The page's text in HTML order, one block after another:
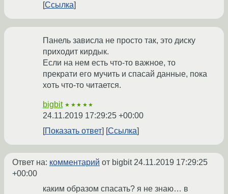
Ссылка
Панель зависла не просто так, это диску
приходит кирдык.
Если на нем есть что-то важное, то
прекрати его мучить и спасай данные, пока
хоть что-то читается.
bigbit ★★★★★
24.11.2019 17:29:25 +00:00
Показать ответ
Ссылка
Ответ на: комментарий от bigbit24.11.2019 17:29:25
+00:00
каким образом спасать? я не знаю… в